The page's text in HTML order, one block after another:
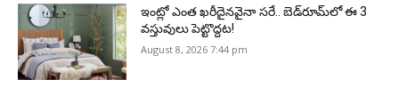
ఇంట్లో ఎంత ఖరీదైనవైనా సరే.. బెడ్‌రూమ్‌లో ఈ 3
వస్తువులు పెట్టొద్దట!
August 8, 2026 7:44 pm